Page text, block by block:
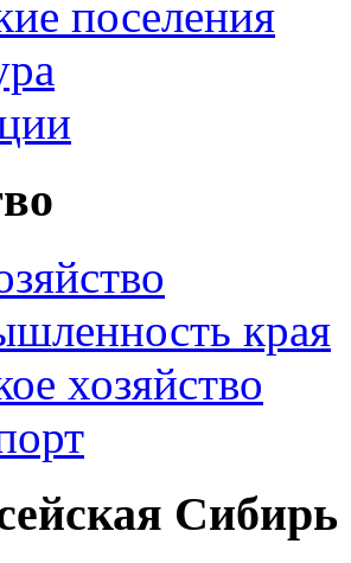
поселения
края
хозяйство
Сибирь